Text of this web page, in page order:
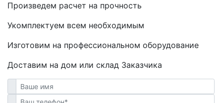
Произведем расчет на прочность
Укомплектуем всем необходимым
Изготовим на профессиональном оборудование
Доставим на дом или склад Заказчика